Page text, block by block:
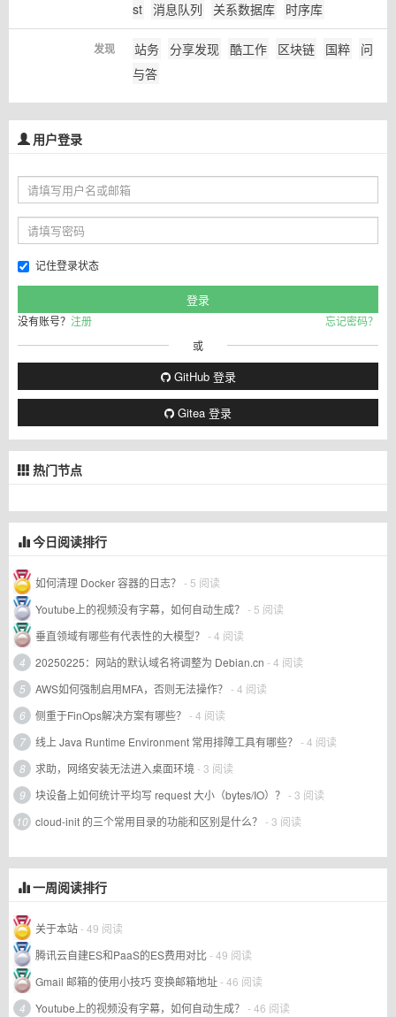
st 消息队列 关系数据库 时序库
发现 站务 分享发现 酷工作 区块链 国粹
问
与答
用户登录
记住登录状态
没有账号？ 注册
忘记密码？
或
GitHub 登录
Gitea 登录
热门节点
今日阅读排行
如何清理 Docker 容器的日志？ - 5 阅读
Youtube上的视频没有字幕，如何自动生成？ - 5 阅读
垂直领域有哪些有代表性的大模型？ - 4 阅读
4
20250225：网站的默认域名将调整为 Debian.cn - 4 阅读
5
AWS如何强制启用MFA，否则无法操作？ - 4 阅读
6
侧重于FinOps解决方案有哪些？ - 4 阅读
7
线上 Java Runtime Environment 常用排障工具有哪些？ - 4 阅读
8
求助，网络安装无法进入桌面环境 - 3 阅读
9
块设备上如何统计平均写 request 大小（bytes/IO）？ - 3 阅读
10 cloud-init 的三个常用目录的功能和区别是什么？ - 3 阅读
一周阅读排行
关于本站- 49 阅读
腾讯云自建ES和PaaS的ES费用对比- 49 阅读
Gmail 邮箱的使用小技巧 变换邮箱地址- 46 阅读
4
Youtube上的视频没有字幕，如何自动生成？ - 46 阅读